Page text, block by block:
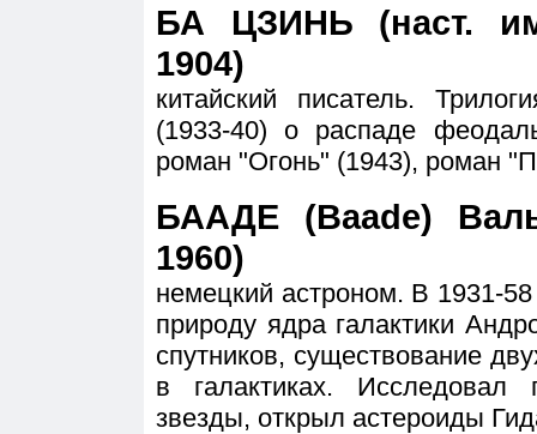
БА ЦЗИНЬ (наст.
1904)
китайский писатель.
(1933-40) о распаде
роман "Огонь" (1943), роман
БААДЕ (Baade)
1960)
немецкий астроном. В 1931-
природу ядра галактики
спутников, существование
в галактиках.
звезды, открыл астероиды